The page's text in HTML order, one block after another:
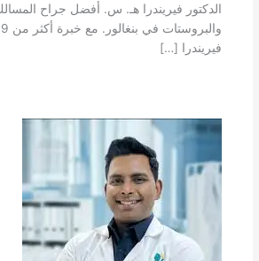
الدكتور فيريندرا هـ. س. أفضل جراح المسالك
فيريندرا […]